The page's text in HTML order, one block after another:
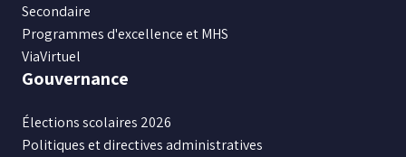
Secondaire
Programmes d'excellence et MHS
ViaVirtuel
Gouvernance
Élections scolaires 2026
Politiques et directives administratives